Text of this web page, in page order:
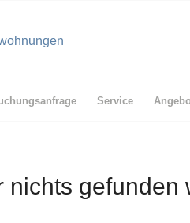
Service
nichts gefunden